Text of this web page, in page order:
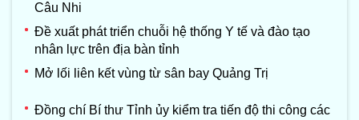
Câu Nhi
Đề xuất phát triển chuỗi hệ thống Y tế và đào tạo
nhân lực trên địa bàn tỉnh
Mở lối liên kết vùng từ sân bay Quảng Trị
Đồng chí Bí thư Tỉnh ủy kiểm tra tiến độ thi công các